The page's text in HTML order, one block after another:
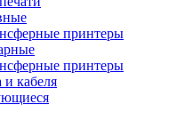
принтеры
принтеры
кабеля